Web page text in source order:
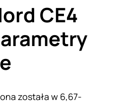
CE4
została w 6,67-